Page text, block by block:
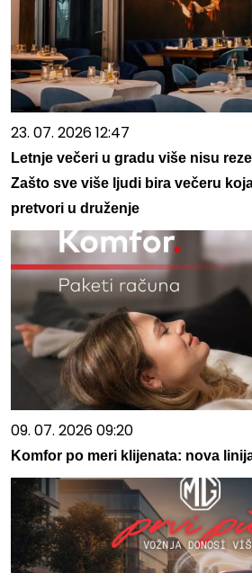
23. 07. 2026 12:47
Letnje večeri u gradu više nisu
Zašto sve više ljudi bira večeru
pretvori u druženje
09. 07. 2026 09:20
Komfor po meri klijenata: nova